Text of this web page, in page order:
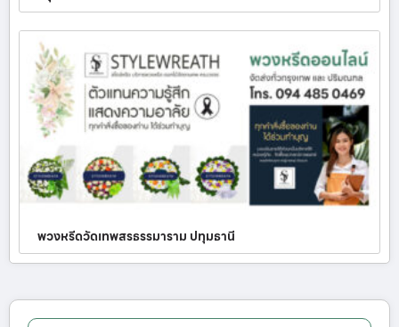
พวงหรีดวัดเทพสรธรรมาราม ปทุมธานี